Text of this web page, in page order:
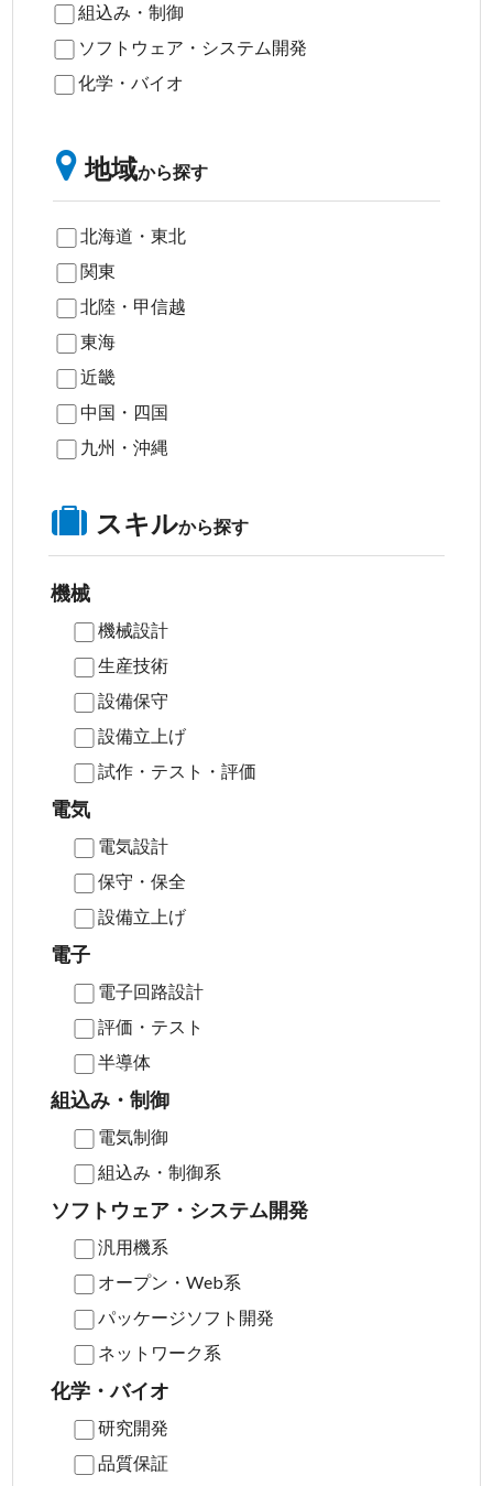
組込み・制御
ソフトウェア・システム開発
化学・バイオ
地域から探す
北海道・東北
関東
北陸・甲信越
東海
近畿
中国・四国
九州・沖縄
スキルから探す
機械
機械設計
生産技術
設備保守
設備立上げ
試作・テスト・評価
電気
電気設計
保守・保全
設備立上げ
電子
電子回路設計
評価・テスト
半導体
組込み・制御
電気制御
組込み・制御系
ソフトウェア・システム開発
汎用機系
オープン・Web系
パッケージソフト開発
ネットワーク系
化学・バイオ
研究開発
品質保証